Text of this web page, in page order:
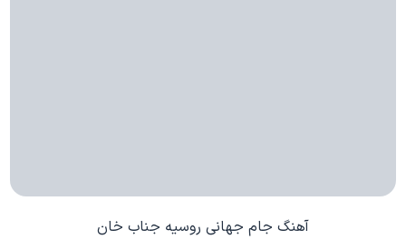
آهنگ جام جهانی روسیه جناب خان